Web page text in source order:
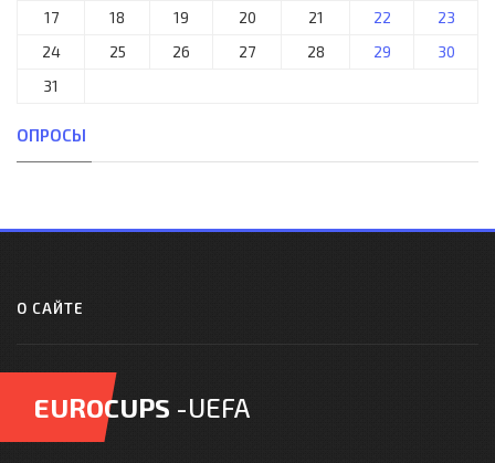
17
18 19 20 21 22
23
24
25 26 27 28 29
30
31
ОПРОСЫ
О САЙТЕ
EUROCUPS -UEFA